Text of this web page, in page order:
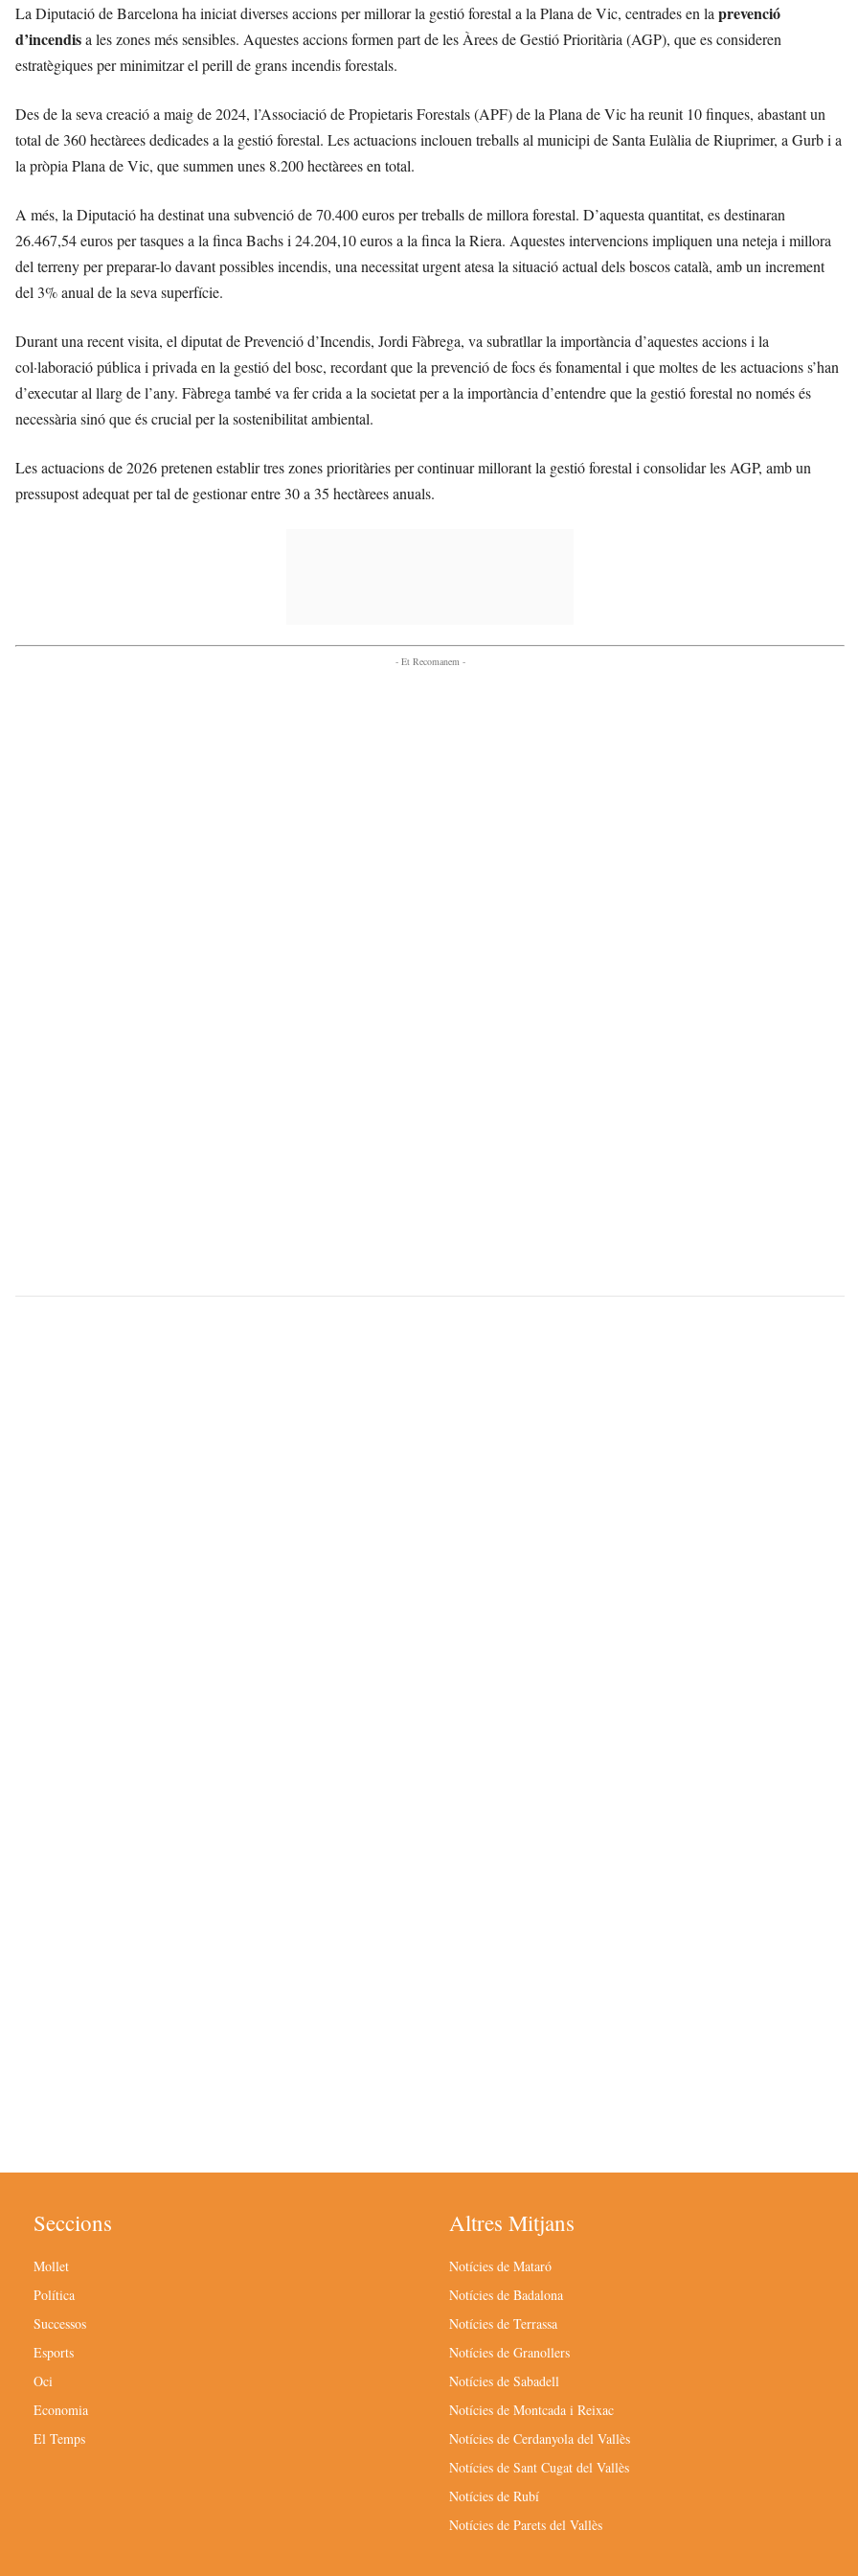
La Diputació de Barcelona ha iniciat diverses accions per millorar la gestió forestal a la Plana de Vic, centrades en laprevenció
d’incendisa les zones més sensibles. Aquestes accions formen part de les Àrees de Gestió Prioritària (AGP), que es consideren
estratègiques per minimitzar el perill de grans incendis forestals.
Des de la seva creació a maig de 2024, l’Associació de Propietaris Forestals (APF) de la Plana de Vic ha reunit 10 finques, abastant un
total de 360 hectàrees dedicades a la gestió forestal. Les actuacions inclouen treballs al municipi de Santa Eulàlia de Riuprimer, a Gurb i a
la pròpia Plana de Vic, que summen unes 8.200 hectàrees en total.
A més, la Diputació ha destinat una subvenció de 70.400 euros per treballs de millora forestal. D’aquesta quantitat, es destinaran
26.467,54 euros per tasques a la finca Bachs i 24.204,10 euros a la finca la Riera. Aquestes intervencions impliquen una neteja i millora
del terreny per preparar-lo davant possibles incendis, una necessitat urgent atesa la situació actual dels boscos català, amb un increment
del 3% anual de la seva superfície.
Durant una recent visita, el diputat de Prevenció d’Incendis, Jordi Fàbrega, va subratllar la importància d’aquestes accions i la
col·laboració pública i privada en la gestió del bosc, recordant que la prevenció de focs és fonamental i que moltes de les actuacions s’han
d’executar al llarg de l’any. Fàbrega també va fer crida a la societat per a la importància d’entendre que la gestió forestal no només és
necessària sinó que és crucial per la sostenibilitat ambiental.
Les actuacions de 2026 pretenen establir tres zones prioritàries per continuar millorant la gestió forestal i consolidar les AGP, amb un
pressupost adequat per tal de gestionar entre 30 a 35 hectàrees anuals.
- Et Recomanem -
Seccions
Mollet
Política
Successos
Esports
Oci
Economia
El Temps
Altres Mitjans
Notícies de Mataró
Notícies de Badalona
Notícies de Terrassa
Notícies de Granollers
Notícies de Sabadell
Notícies de Montcada i Reixac
Notícies de Cerdanyola del Vallès
Notícies de Sant Cugat del Vallès
Notícies de Rubí
Notícies de Parets del Vallès